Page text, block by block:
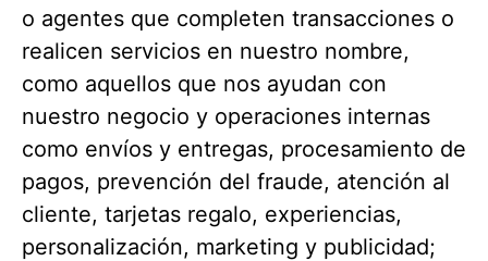
o agentes que completen transacciones o
realicen servicios en nuestro nombre,
como aquellos que nos ayudan con
nuestro negocio y operaciones internas
como envíos y entregas, procesamiento de
pagos, prevención del fraude, atención al
cliente, tarjetas regalo, experiencias,
personalización, marketing y publicidad;